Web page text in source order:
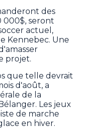
des
000$, seront
actuel,
Kennebec. Une
projet.
que telle devrait
d'août, a
de la
Les jeux
de marche
en hiver.